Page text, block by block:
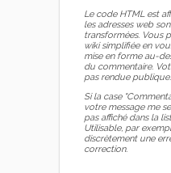
Le code HTML est
les adresses web
transformées. Vous
wiki simplifiée en
mise en forme au-
du commentaire.
pas rendue publique.
Si la case
votre message me
pas affiché dans la
Utilisable, par
discrètement une
correction.